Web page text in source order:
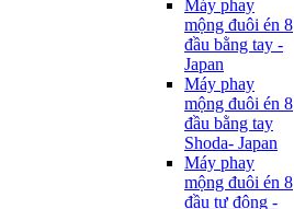
Máy phay
mộng đuôi én 8
đầu bằng tay -
Japan
Máy phay
mộng đuôi én 8
đầu bằng tay
Shoda- Japan
Máy phay
mộng đuôi én 8
đầu tự động -